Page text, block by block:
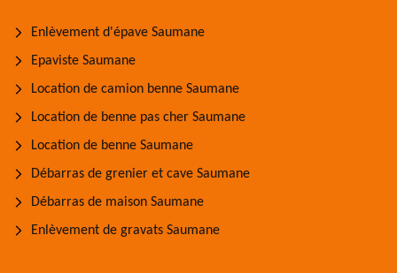
Enlèvement d'épave Saumane
Epaviste Saumane
Location de camion benne Saumane
Location de benne pas cher Saumane
Location de benne Saumane
Débarras de grenier et cave Saumane
Débarras de maison Saumane
Enlèvement de gravats Saumane